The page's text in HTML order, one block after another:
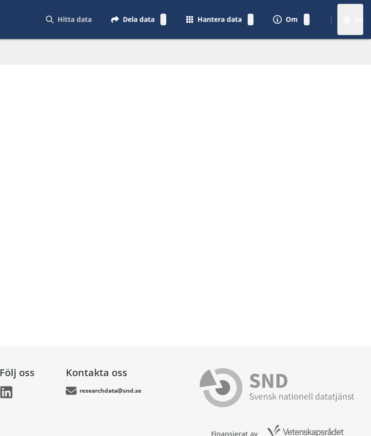
Hitta data Dela data Hantera data Om
Följ oss Kontakta oss
researchdata@snd.se
Finansierat av